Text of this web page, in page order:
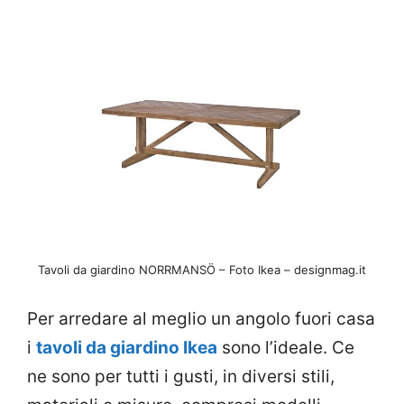
Tavoli da giardino NORRMANSÖ – Foto Ikea – designmag.it
Per arredare al meglio un angolo fuori casa
i tavoli da giardino Ikea sono l’ideale. Ce
ne sono per tutti i gusti, in diversi stili,